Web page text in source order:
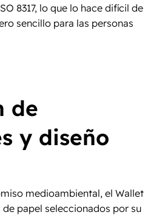
8317, lo que lo hace difícil de
sencillo para las personas
de
y diseño
medioambiental, el Wallet
papel seleccionados por su